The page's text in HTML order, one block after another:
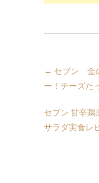
← セブン 金
ー！チーズた
セブン 甘辛鶏
サラダ実食レ